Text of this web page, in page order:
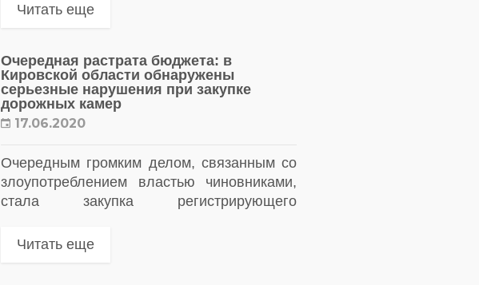
Читать еще
Очередная растрата бюджета: в
Кировской области обнаружены
серьезные нарушения при закупке
дорожных камер
17.06.2020
Очередным громким делом, связанным со
злоупотреблением властью чиновниками,
стала закупка регистрирующего
этому делу задержан бывший министр
Читать еще